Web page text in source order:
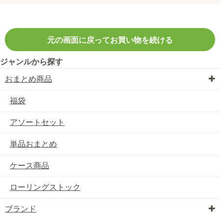
元の画面に戻ってお買い物を続ける
ジャンルから探す
おまとめ商品
福袋
アソートセット
単品おまとめ
ケース商品
ローリングストック
ブランド